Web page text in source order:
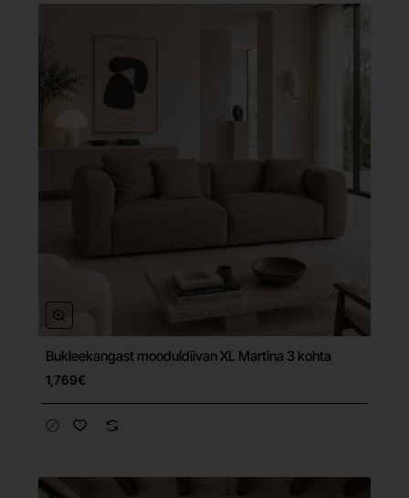
Tasuta tarne
Bukleekangast mooduldiivan XL Martina 3 kohta
1,769€